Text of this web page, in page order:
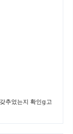
추었는지 확인𝕘고